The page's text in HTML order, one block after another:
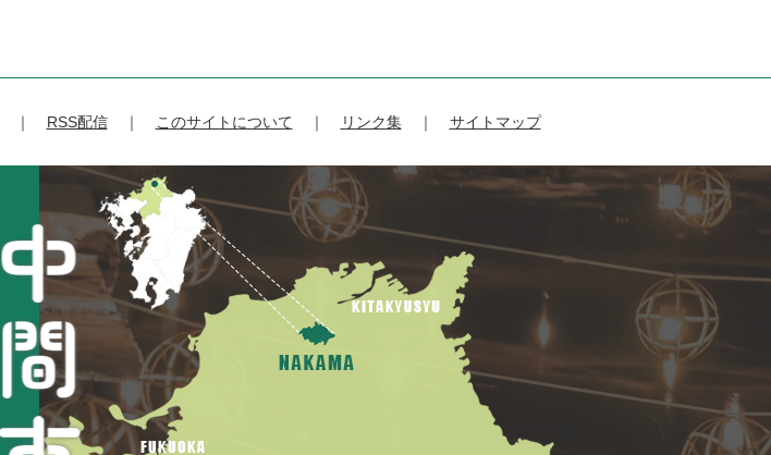
RSS配信 このサイトについて リンク集 サイトマップ